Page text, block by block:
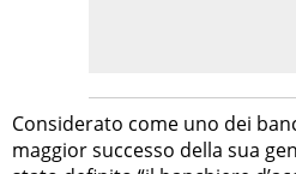
Considerato come uno dei
maggior successo della sua